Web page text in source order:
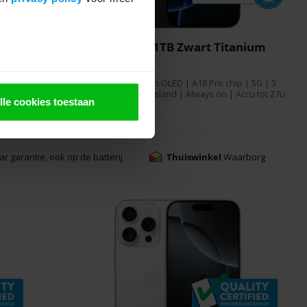
cookies toestaan
| 3
iPhone 16 Pro 1TB Zwart Titanium
Zwart|1 TB| 6,3 inch OLED | A18 Pro chip | 5G | 3
camera's | Dynamic Island | Always on | Accu tot 27u
garantie, ook op de batterij Thuiswinkel Waarborg